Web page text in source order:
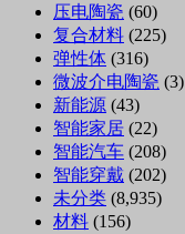
压电陶瓷 (60)
复合材料 (225)
弹性体 (316)
微波介电陶瓷 (3)
新能源 (43)
智能家居 (22)
智能汽车 (208)
智能穿戴 (202)
未分类 (8,935)
材料 (156)